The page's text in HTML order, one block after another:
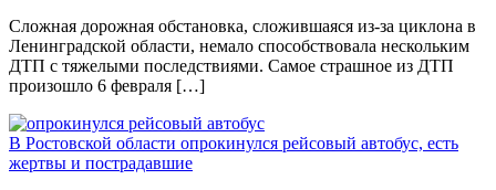
Сложная дорожная обстановка, сложившаяся из-за циклона в
Ленинградской области, немало способствовала нескольким
ДТП с тяжелыми последствиями. Самое страшное из ДТП
произошло 6 февраля […]
В Ростовской области опрокинулся рейсовый автобус, есть
жертвы и пострадавшие